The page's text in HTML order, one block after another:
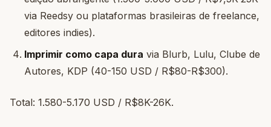
via Reedsy ou plataformas brasileiras de freelance,
editores indies).
Imprimir como capa dura via Blurb, Lulu, Clube de
Autores, KDP (40-150 USD / R$80-R$300).
Total: 1.580-5.170 USD / R$8K-26K.